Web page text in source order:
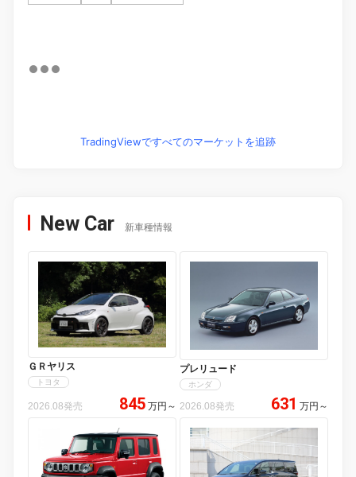
TradingViewですべてのマーケットを追跡
New Car 新車種情報
ＧＲヤリス
トヨタ
2026.08発売 845 万円 ～
プレリュード
ホンダ
2026.08発売 631 万円 ～